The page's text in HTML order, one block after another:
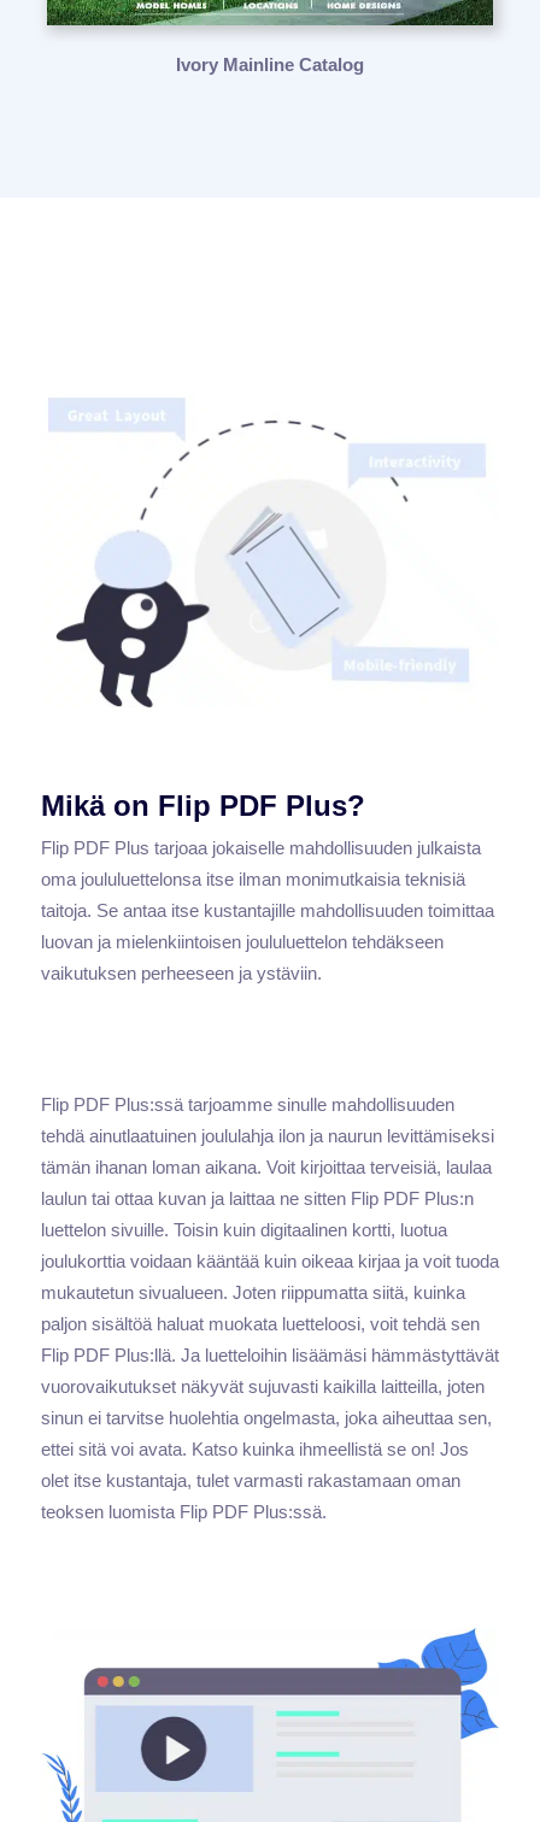
Ivory Mainline Catalog
Mikä on Flip PDF Plus?
Flip PDF Plus tarjoaa jokaiselle mahdollisuuden julkaista
oma joululuettelonsa itse ilman monimutkaisia teknisiä
taitoja. Se antaa itse kustantajille mahdollisuuden toimittaa
luovan ja mielenkiintoisen joululuettelon tehdäkseen
vaikutuksen perheeseen ja ystäviin.
Flip PDF Plus:ssä tarjoamme sinulle mahdollisuuden
tehdä ainutlaatuinen joululahja ilon ja naurun levittämiseksi
tämän ihanan loman aikana. Voit kirjoittaa terveisiä, laulaa
laulun tai ottaa kuvan ja laittaa ne sitten Flip PDF Plus:n
luettelon sivuille. Toisin kuin digitaalinen kortti, luotua
joulukorttia voidaan kääntää kuin oikeaa kirjaa ja voit tuoda
mukautetun sivualueen. Joten riippumatta siitä, kuinka
paljon sisältöä haluat muokata luetteloosi, voit tehdä sen
Flip PDF Plus:llä. Ja luetteloihin lisäämäsi hämmästyttävät
vuorovaikutukset näkyvät sujuvasti kaikilla laitteilla, joten
sinun ei tarvitse huolehtia ongelmasta, joka aiheuttaa sen,
ettei sitä voi avata. Katso kuinka ihmeellistä se on! Jos
olet itse kustantaja, tulet varmasti rakastamaan oman
teoksen luomista Flip PDF Plus:ssä.